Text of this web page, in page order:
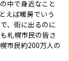
中で身近なこと
えば暖房でいう
、街に出るのに
札幌市民の皆さ
市民約200万人の